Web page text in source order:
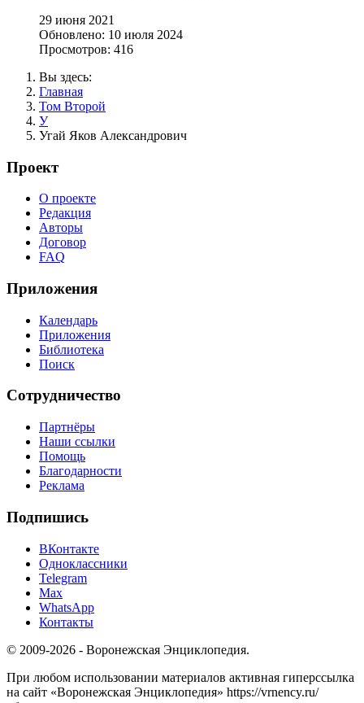
29 июня 2021
Обновлено: 10 июля 2024
Просмотров: 416
Вы здесь:
Главная
Том Второй
У
Угай Яков Александрович
Проект
О проекте
Редакция
Авторы
Договор
FAQ
Приложения
Календарь
Приложения
Библиотека
Поиск
Сотрудничество
Партнёры
Наши ссылки
Помощь
Благодарности
Реклама
Подпишись
ВКонтакте
Одноклассники
Telegram
Max
WhatsApp
Контакты
© 2009-2026 - Воронежская Энциклопедия.
При любом использовании материалов активная гиперссылка
на сайт «Воронежская Энциклопедия» https://vrnency.ru/